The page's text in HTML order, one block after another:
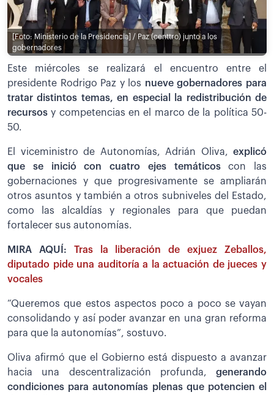
[Foto: Ministerio de la Presidencia] / Paz (centtro) junto a los
gobernadores
Este miércoles se realizará el encuentro entre el
presidente Rodrigo Paz y los nueve gobernadores para
tratar distintos temas, en especial la redistribución de
recursos y competencias en el marco de la política 50-
50.
El viceministro de Autonomías, Adrián Oliva, explicó
que se inició con cuatro ejes temáticoscon las
gobernaciones y que progresivamente se ampliarán
otros asuntos y también a otros subniveles del Estado,
como las alcaldías y regionales para que puedan
fortalecer sus autonomías.
MIRA AQUÍ: Tras la liberación de exjuez Zeballos,
diputado pide una auditoría a la actuación de jueces y
vocales
“Queremos que estos aspectos poco a poco se vayan
consolidando y así poder avanzar en una gran reforma
para que la autonomías”, sostuvo.
Oliva afirmó que el Gobierno está dispuesto a avanzar
hacia una descentralización profunda, generando
condiciones para autonomías plenas que potencien el